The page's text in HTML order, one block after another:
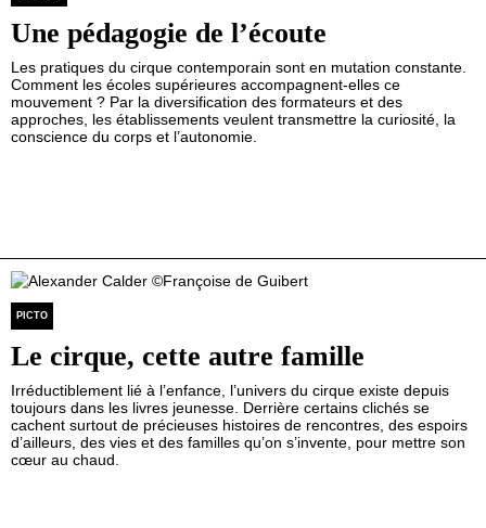
Une pédagogie de l’écoute
Les pratiques du cirque contemporain sont en mutation constante.
Comment les écoles supérieures accompagnent-elles ce
mouvement ? Par la diversification des formateurs et des
approches, les établissements veulent transmettre la curiosité, la
conscience du corps et l’autonomie.
PICTO
Le cirque, cette autre famille
Irréductiblement lié à l’enfance, l’univers du cirque existe depuis
toujours dans les livres jeunesse. Derrière certains clichés se
cachent surtout de précieuses histoires de rencontres, des espoirs
d’ailleurs, des vies et des familles qu’on s’invente, pour mettre son
cœur au chaud.